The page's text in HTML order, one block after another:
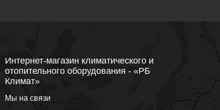
Интернет-магазин климатического и
отопительного оборудования - «РБ
Климат»
Мы на связи